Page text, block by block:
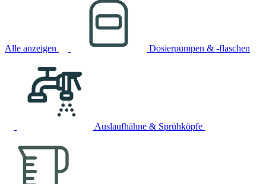
Alle anzeigen Dosierpumpen & -flaschen
Auslaufhähne & Sprühköpfe